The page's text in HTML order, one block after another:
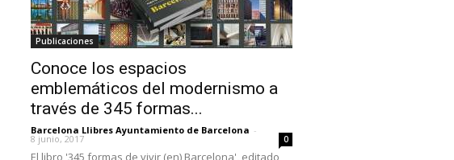
Publicaciones
Conoce los espacios
emblemáticos del modernismo a
través de 345 formas...
Barcelona Llibres Ayuntamiento de Barcelona -
8 junio, 2017 0
El libro '345 formas de vivir (en) Barcelona', editado